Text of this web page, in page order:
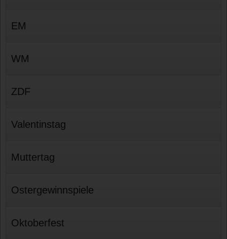
EM
WM
ZDF
Valentinstag
Muttertag
Ostergewinnspiele
Oktoberfest